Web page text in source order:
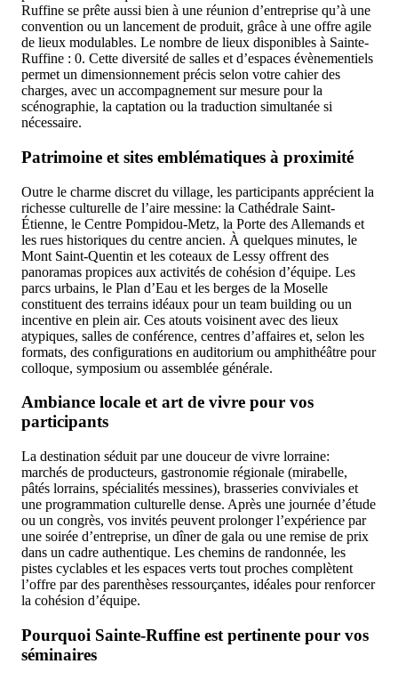
Ruffine se prête aussi bien à une réunion d’entreprise qu’à une
convention ou un lancement de produit, grâce à une offre agile
de lieux modulables. Le nombre de lieux disponibles à Sainte-
Ruffine : 0. Cette diversité de salles et d’espaces évènementiels
permet un dimensionnement précis selon votre cahier des
charges, avec un accompagnement sur mesure pour la
scénographie, la captation ou la traduction simultanée si
nécessaire.
Patrimoine et sites emblématiques à proximité
Outre le charme discret du village, les participants apprécient la
richesse culturelle de l’aire messine: la Cathédrale Saint-
Étienne, le Centre Pompidou-Metz, la Porte des Allemands et
les rues historiques du centre ancien. À quelques minutes, le
Mont Saint-Quentin et les coteaux de Lessy offrent des
panoramas propices aux activités de cohésion d’équipe. Les
parcs urbains, le Plan d’Eau et les berges de la Moselle
constituent des terrains idéaux pour un team building ou un
incentive en plein air. Ces atouts voisinent avec des lieux
atypiques, salles de conférence, centres d’affaires et, selon les
formats, des configurations en auditorium ou amphithéâtre pour
colloque, symposium ou assemblée générale.
Ambiance locale et art de vivre pour vos
participants
La destination séduit par une douceur de vivre lorraine:
marchés de producteurs, gastronomie régionale (mirabelle,
pâtés lorrains, spécialités messines), brasseries conviviales et
une programmation culturelle dense. Après une journée d’étude
ou un congrès, vos invités peuvent prolonger l’expérience par
une soirée d’entreprise, un dîner de gala ou une remise de prix
dans un cadre authentique. Les chemins de randonnée, les
pistes cyclables et les espaces verts tout proches complètent
l’offre par des parenthèses ressourçantes, idéales pour renforcer
la cohésion d’équipe.
Pourquoi Sainte-Ruffine est pertinente pour vos
séminaires